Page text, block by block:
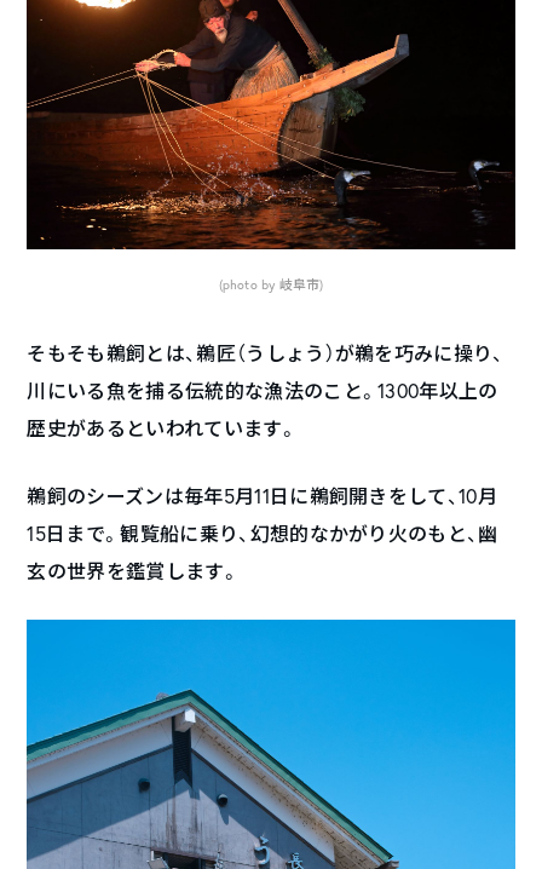
(photo by 岐阜市)
そもそも鵜飼とは、鵜匠（うしょう）が鵜を巧みに操り、
川にいる魚を捕る伝統的な漁法のこと。1300年以上の
歴史があるといわれています。
鵜飼のシーズンは毎年5月11日に鵜飼開きをして、10月
15日まで。観覧船に乗り、幻想的なかがり火のもと、幽
玄の世界を鑑賞します。